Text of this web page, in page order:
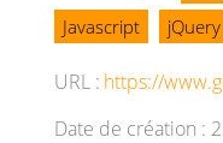
Javascript
jQuery
https://
Date de création :